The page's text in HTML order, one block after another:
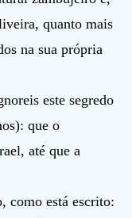
quanto mais
na sua própria
este segredo
que o
até que a
como está escrito: